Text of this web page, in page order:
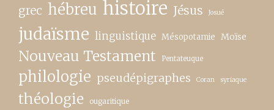
grec hébreu histoire Jésus Josué
judaïsme linguistique Mésopotamie Moïse
Nouveau Testament Pentateuque
philologie pseudépigraphes Coran syriaque
théologie ougaritique